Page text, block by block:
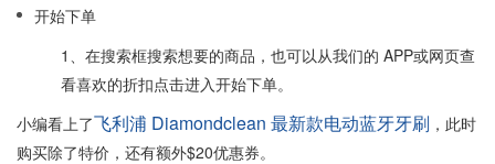
开始下单
1、在搜索框搜索想要的商品，也可以从我们的 APP或网页查
看喜欢的折扣点击进入开始下单。
小编看上了飞利浦 Diamondclean 最新款电动蓝牙牙刷 ，此时
购买除了特价，还有额外$20优惠券。